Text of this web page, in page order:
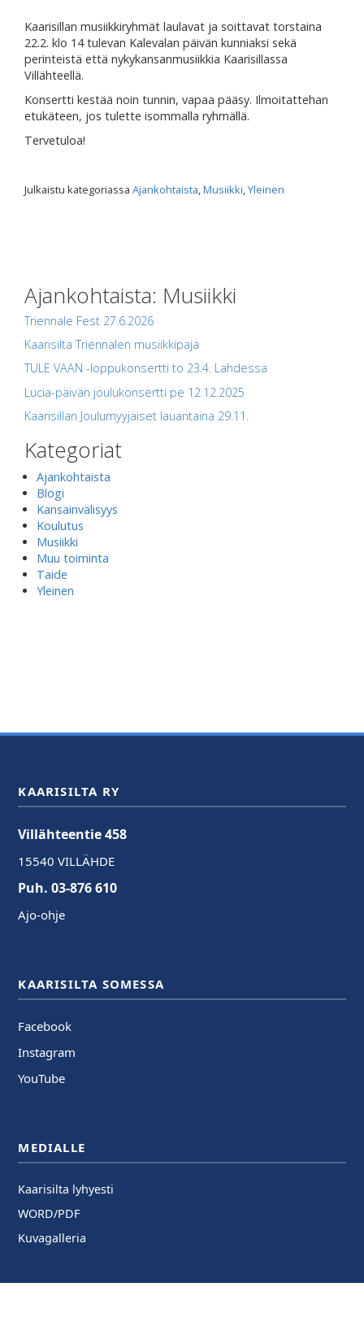
Kaarisillan musiikkiryhmät laulavat ja soittavat torstaina
22.2. klo 14 tulevan Kalevalan päivän kunniaksi sekä
perinteistä että nykykansanmusiikkia Kaarisillassa
Villähteellä.
Konsertti kestää noin tunnin, vapaa pääsy. Ilmoitattehan
etukäteen, jos tulette isommalla ryhmällä.
Tervetuloa!
Julkaistu kategoriassa Ajankohtaista,Musiikki,Yleinen
Ajankohtaista: Musiikki
Triennale Fest 27.6.2026
Kaarisilta Triennalen musiikkipaja
TULE VAAN -loppukonsertti to 23.4. Lahdessa
Lucia-päivän joulukonsertti pe 12.12.2025
Kaarisillan Joulumyyjäiset lauantaina 29.11.
Kategoriat
Ajankohtaista
Blogi
Kansainvälisyys
Koulutus
Musiikki
Muu toiminta
Taide
Yleinen
KAARISILTA RY
Villähteentie 458
15540 VILLÄHDE
Puh. 03-876 610
Ajo-ohje
KAARISILTA SOMESSA
Facebook
Instagram
YouTube
MEDIALLE
Kaarisilta lyhyesti
WORD/PDF
Kuvagalleria